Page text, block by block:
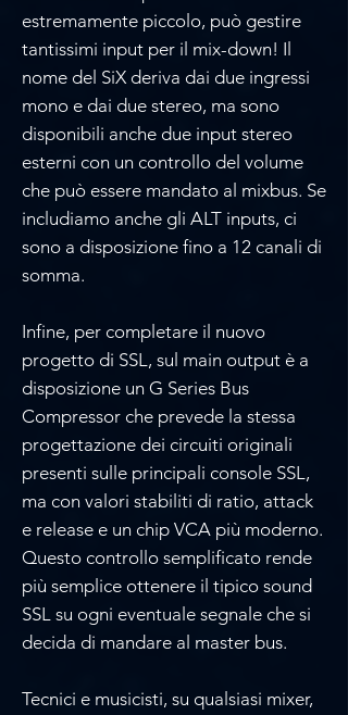
estremamente piccolo, può gestire
tantissimi input per il mix-down! Il
nome del SiX deriva dai due ingressi
mono e dai due stereo, ma sono
disponibili anche due input stereo
esterni con un controllo del volume
che può essere mandato al mixbus. Se
includiamo anche gli ALT inputs, ci
sono a disposizione fino a 12 canali di
somma.
Infine, per completare il nuovo
progetto di SSL, sul main output è a
disposizione un G Series Bus
Compressor che prevede la stessa
progettazione dei circuiti originali
presenti sulle principali console SSL,
ma con valori stabiliti di ratio, attack
e release e un chip VCA più moderno.
Questo controllo semplificato rende
più semplice ottenere il tipico sound
SSL su ogni eventuale segnale che si
decida di mandare al master bus.
Tecnici e musicisti, su qualsiasi mixer,